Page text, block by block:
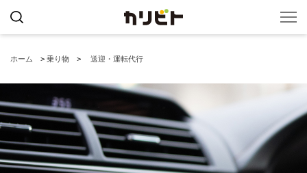
ホーム > 乗り物 > 送迎・運転代行